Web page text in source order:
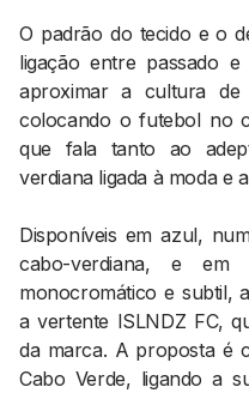
O padrão do tecido e o
ligação entre passado
aproximar a cultura
colocando o futebol no
que fala tanto ao
verdiana ligada à moda e
Disponíveis em azul,
cabo-verdiana, e em
monocromático e subtil,
a vertente ISLNDZ FC,
da marca. A proposta é
Cabo Verde, ligando a